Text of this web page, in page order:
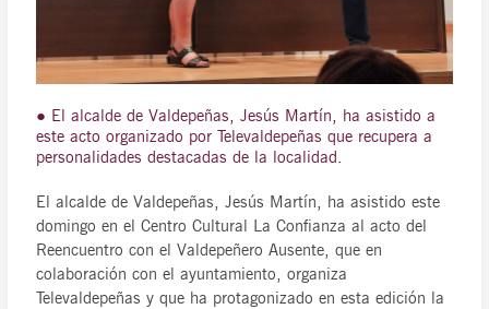
● El alcalde de Valdepeñas, Jesús Martín, ha asistido a
este acto organizado por Televaldepeñas que recupera a
personalidades destacadas de la localidad.
El alcalde de Valdepeñas, Jesús Martín, ha asistido este
domingo en el Centro Cultural La Confianza al acto del
Reencuentro con el Valdepeñero Ausente, que en
colaboración con el ayuntamiento, organiza
Televaldepeñas y que ha protagonizado en esta edición la